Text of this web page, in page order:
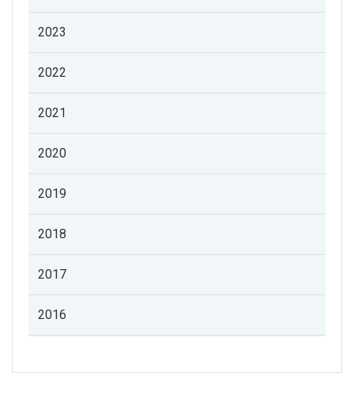
2023
2022
2021
2020
2019
2018
2017
2016